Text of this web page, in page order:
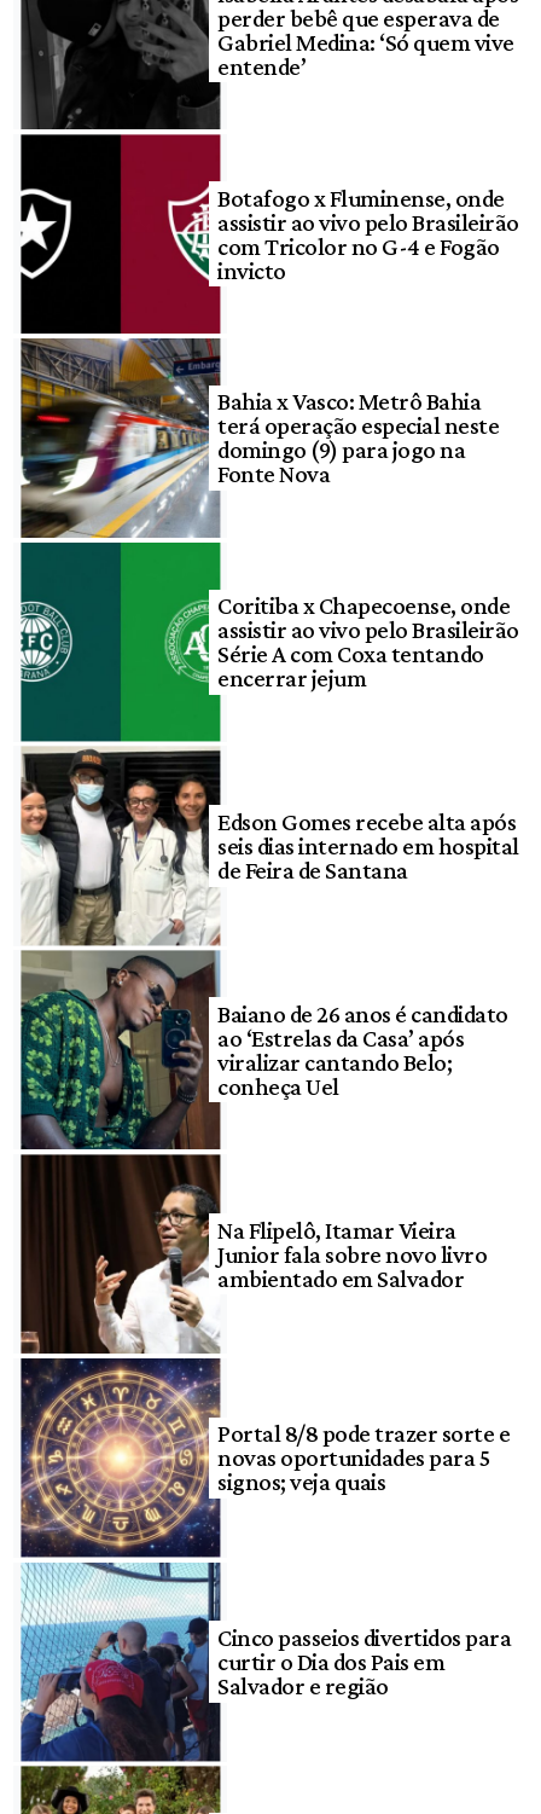
perder bebê que esperava de
Gabriel Medina: ‘Só quem vive
entende’
Botafogo x Fluminense, onde
assistir ao vivo pelo Brasileirão
com Tricolor no G-4 e Fogão
invicto
Bahia x Vasco: Metrô Bahia
terá operação especial neste
domingo (9) para jogo na
Fonte Nova
Coritiba x Chapecoense, onde
assistir ao vivo pelo Brasileirão
Série A com Coxa tentando
encerrar jejum
Edson Gomes recebe alta após
seis dias internado em hospital
de Feira de Santana
Baiano de 26 anos é candidato
ao ‘Estrelas da Casa’ após
viralizar cantando Belo;
conheça Uel
Na Flipelô, Itamar Vieira
Junior fala sobre novo livro
ambientado em Salvador
Portal 8/8 pode trazer sorte e
novas oportunidades para 5
signos; veja quais
Cinco passeios divertidos para
curtir o Dia dos Pais em
Salvador e região